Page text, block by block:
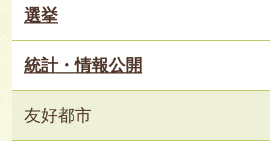
選挙
統計・情報公開
友好都市